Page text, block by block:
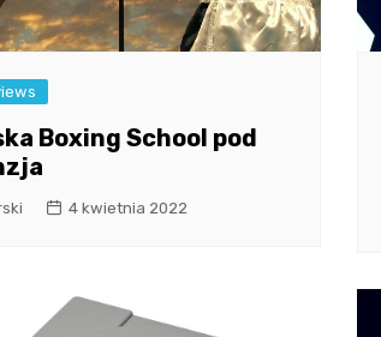
Boxing School pod
4 kwietnia 2022